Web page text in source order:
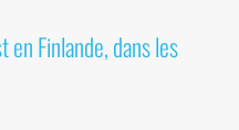
Finlande, dans les